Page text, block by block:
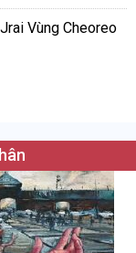
Vùng Cheoreo